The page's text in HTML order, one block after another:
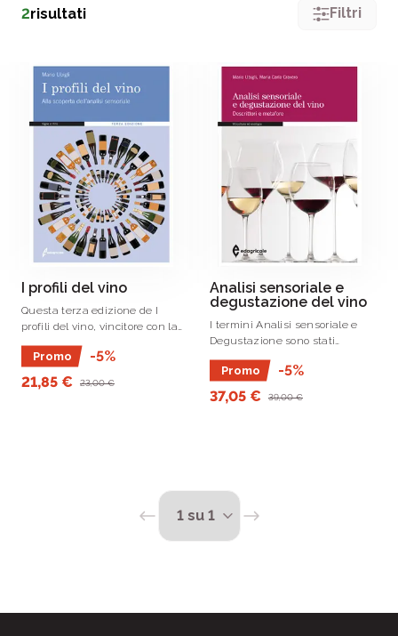
2risultati Filtri
I profili del vino
Questa terza edizione de I
profili del vino, vincitore con la
prima del primo O.
Promo
-5%
21,85 €
23,00 €
Analisi sensoriale e
degustazione del vino
I termini Analisi sensoriale e
Degustazione sono stati
utilizzati a lungo come
sinonimi, mentre oggi è ormai
assodato che queste due
discipline abbiano un approccio
Promo
-5%
37,05 €
39,00 €